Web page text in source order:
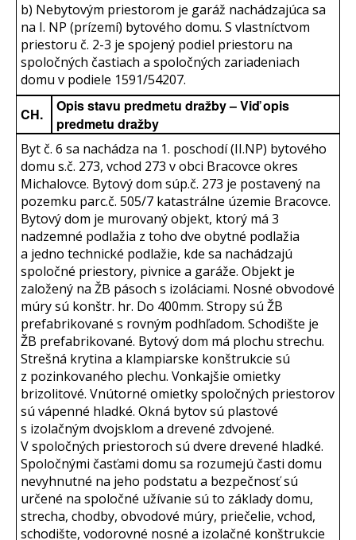
b) Nebytovým priestorom je garáž nachádzajúca sa
na I. NP (prízemí) bytového domu. S vlastníctvom
priestoru č. 2-3 je spojený podiel priestoru na
spoločných častiach a spoločných zariadeniach
domu v podiele 1591/54207.
CH.
Opis stavu predmetu dražby – Viď opis
predmetu dražby
Byt č. 6 sa nachádza na 1. poschodí (II.NP) bytového
domu s.č. 273, vchod 273 v obci Bracovce okres
Michalovce. Bytový dom súp.č. 273 je postavený na
pozemku parc.č. 505/7 katastrálne územie Bracovce.
Bytový dom je murovaný objekt, ktorý má 3
nadzemné podlažia z toho dve obytné podlažia
a jedno technické podlažie, kde sa nachádzajú
spoločné priestory, pivnice a garáže. Objekt je
založený na ŽB pásoch s izoláciami. Nosné obvodové
múry sú konštr. hr. Do 400mm. Stropy sú ŽB
prefabrikované s rovným podhľadom. Schodište je
ŽB prefabrikované. Bytový dom má plochu strechu.
Strešná krytina a klampiarske konštrukcie sú
z pozinkovaného plechu. Vonkajšie omietky
brizolitové. Vnútorné omietky spoločných priestorov
sú vápenné hladké. Okná bytov sú plastové
s izolačným dvojsklom a drevené zdvojené.
V spoločných priestoroch sú dvere drevené hladké.
Spoločnými časťami domu sa rozumejú časti domu
nevyhnutné na jeho podstatu a bezpečnosť sú
určené na spoločné užívanie sú to základy domu,
strecha, chodby, obvodové múry, priečelie, vchod,
schodište, vodorovné nosné a izolačné konštrukcie